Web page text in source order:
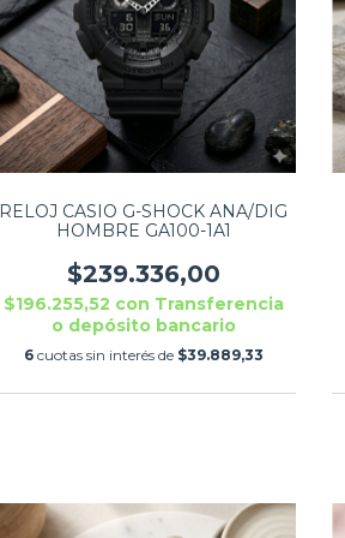
RELOJ CASIO G-SHOCK ANA/DIG
HOMBRE GA100-1A1
$239.336,00
$196.255,52 con Transferencia
o depósito bancario
6 cuotas sin interés de $39.889,33